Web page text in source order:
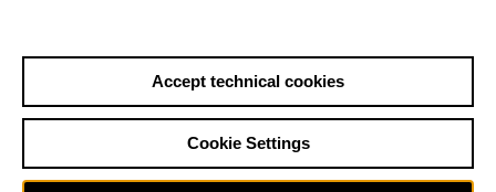
Sat29.8.
Ballet Main stage Staatsballett Berlin
Accept technical cookies
Cookie Settings